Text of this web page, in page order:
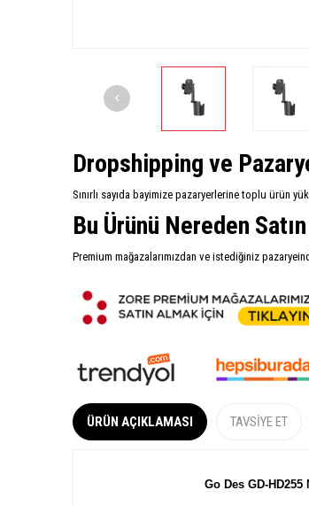
Dropshipping ve
Sınırlı sayıda bayimize pazaryerlerine toplu ürün
Bu Ürünü Nereden
Premium mağazalarımızdan ve istediğiniz
ÜRÜN AÇIKLAMASI TAVSIYE ET
Go Des GD-